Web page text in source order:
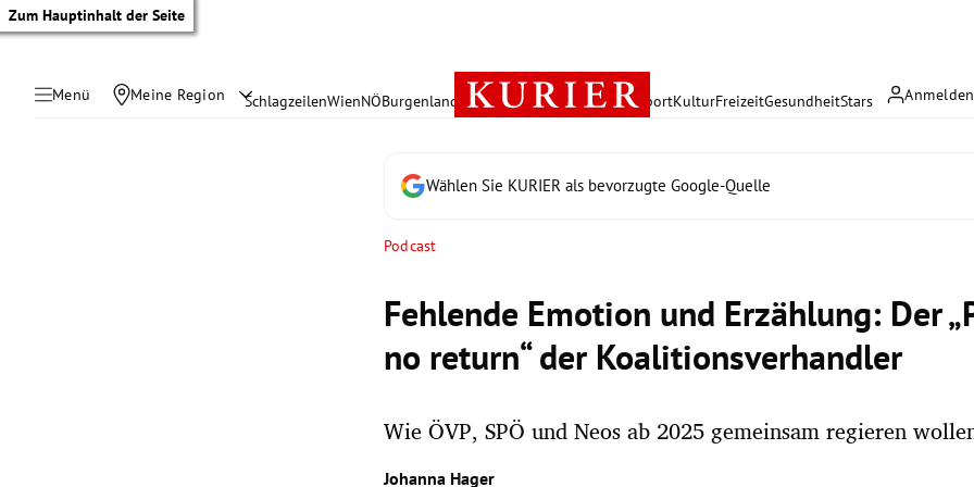
Zum Hauptinhalt der Seite
Menü Meine Region Anmelden
SchlagzeilenWienNÖBurgenland Österreich PolitikWirtschaft SportKulturFreizeitGesundheitStars
Wählen Sie KURIER als bevorzugte Google-Quelle
Podcast
Fehlende Emotion und Erzählung: Der
no return“ der Koalitionsverhandler
Wie ÖVP, SPÖ und Neos ab 2025 gemeinsam regieren
Johanna Hager